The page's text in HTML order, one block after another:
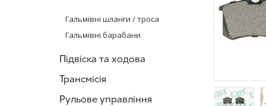
Гальмівні шланги / троса
Гальмівні барабани
Підвіска та ходова
Трансмісія
Рульове управління